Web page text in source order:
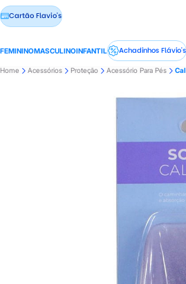
Cartão Flavio's
FEMININOMASCULINOINFANTIL Achadinhos Flávio's
Home Acessórios Proteção Acessório Para Pés